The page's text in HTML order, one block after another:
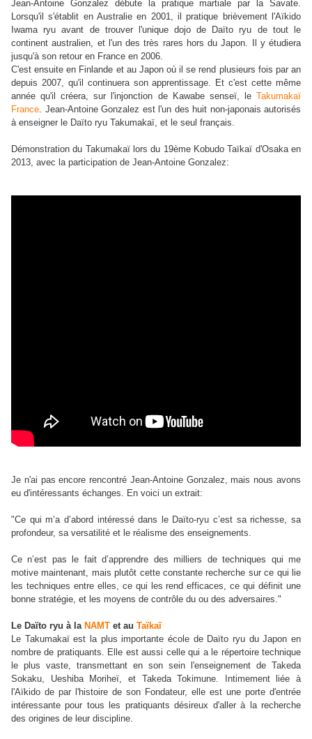
Jean-Antoine Gonzalez débute la pratique martiale par la Savate.
Lorsqu'il s'établit en Australie en 2001, il pratique brièvement l'Aïkido
Iwama ryu avant de trouver l'unique dojo de Daïto ryu de tout le
continent australien, et l'un des très rares hors du Japon. Il y étudiera
jusqu'à son retour en France en 2006.
C'est ensuite en Finlande et au Japon où il se rend plusieurs fois par an
depuis 2007, qu'il continuera son apprentissage. Et c'est cette même
année qu'il créera, sur l'injonction de Kawabe senseï, le Takumakaï
France. Jean-Antoine Gonzalez est l'un des huit non-japonais autorisés
à enseigner le Daïto ryu Takumakaï, et le seul français.
Démonstration du Takumakaï lors du 19ème Kobudo Taïkaï d'Osaka en
2013, avec la participation de Jean-Antoine Gonzalez:
Je n'ai pas encore rencontré Jean-Antoine Gonzalez, mais nous avons
eu d'intéressants échanges. En voici un extrait:
"Ce qui m’a d’abord intéressé dans le Daïto-ryu c’est sa richesse, sa
profondeur, sa versatilité et le réalisme des enseignements.
Ce n’est pas le fait d’apprendre des milliers de techniques qui me
motive maintenant, mais plutôt cette constante recherche sur ce qui lie
les techniques entre elles, ce qui les rend efficaces, ce qui définit une
bonne stratégie, et les moyens de contrôle du ou des adversaires."
Le Daïto ryu à la NAMT et au Taïkaï
Le Takumakaï est la plus importante école de Daïto ryu du Japon en
nombre de pratiquants. Elle est aussi celle qui a le répertoire technique
le plus vaste, transmettant en son sein l'enseignement de Takeda
Sokaku, Ueshiba Moriheï, et Takeda Tokimune. Intimement liée à
l'Aïkido de par l'histoire de son Fondateur, elle est une porte d'entrée
intéressante pour tous les pratiquants désireux d'aller à la recherche
des origines de leur discipline.